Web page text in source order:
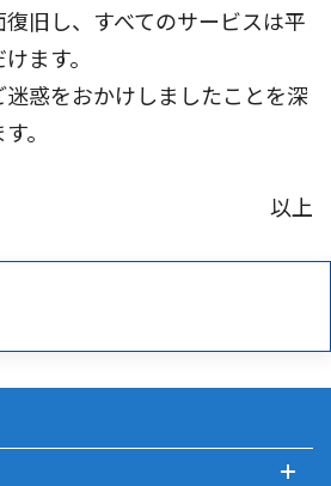
旧し、すべてのサービスは平
ます。
惑をおかけしましたことを深
。
以上